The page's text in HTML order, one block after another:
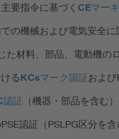
要指令に基づく CEマー
の機械および電気安全に
た材料、部品、電動機の
るKCsマーク認証およ
認証 （機器・部品を含む
PSE認証 （PSLPG区分を